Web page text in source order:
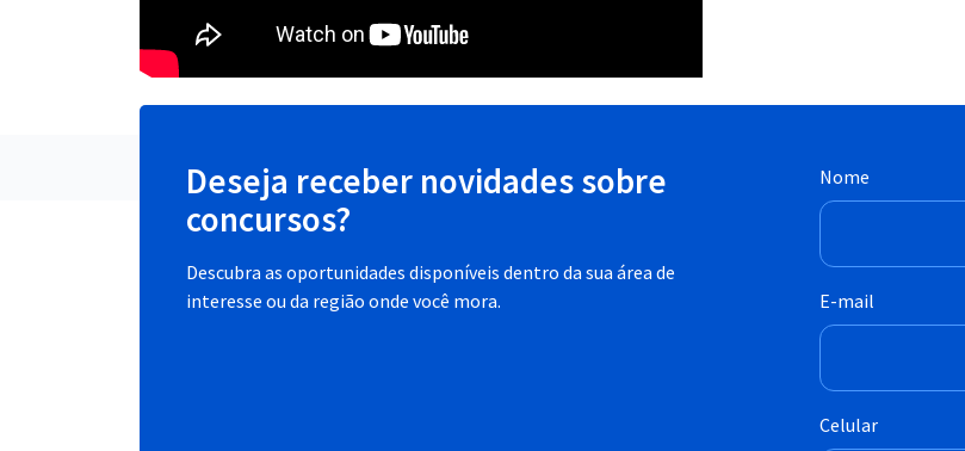
Deseja receber novidades sobre
concursos?
Descubra as oportunidades disponíveis dentro da sua área de
interesse ou da região onde você mora.
Nome
E-mail
Celular